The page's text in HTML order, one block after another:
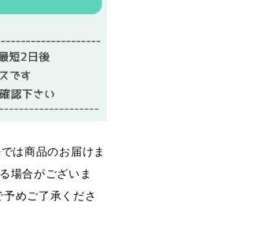
は商品のお届けま
場合がございま
めご了承くださ